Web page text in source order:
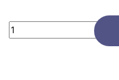
Quantity